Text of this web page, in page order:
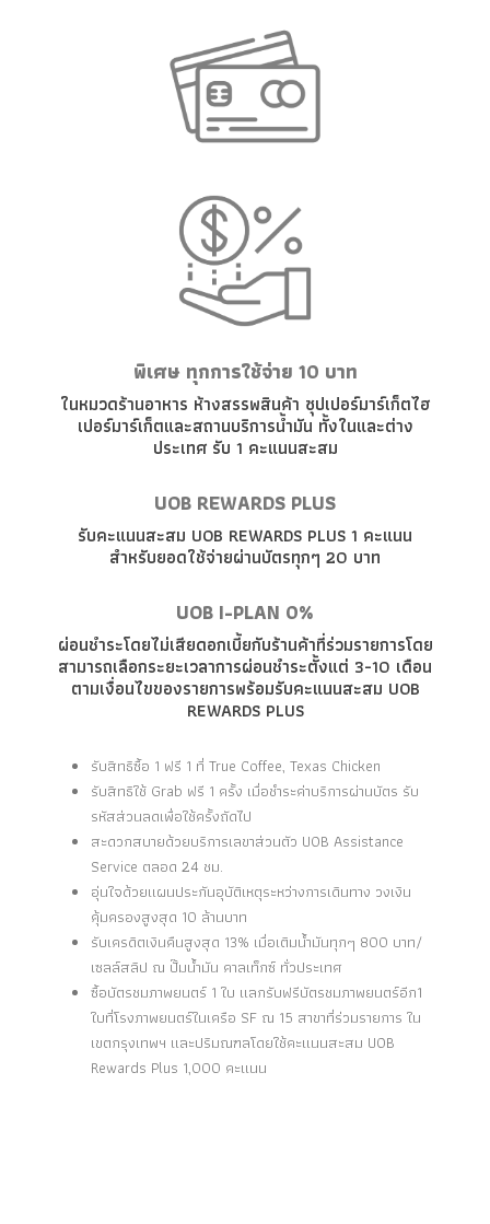
พิเศษ ทุกการใช้จ่าย 10 บาท
ในหมวดร้านอาหาร ห้างสรรพสินค้า ซุปเปอร์มาร์เก็ตไฮ
เปอร์มาร์เก็ตและสถานบริการน้ำมัน ทั้งในและต่าง
ประเทศ รับ 1 คะแนนสะสม
UOB REWARDS PLUS
รับคะแนนสะสม UOB REWARDS PLUS 1 คะแนน
สำหรับยอดใช้จ่ายผ่านบัตรทุกๆ 20 บาท
UOB I-PLAN 0%
ผ่อนชำระโดยไม่เสียดอกเบี้ยกับร้านค้าที่ร่วมรายการโดย
สามารถเลือกระยะเวลาการผ่อนชำระตั้งแต่ 3-10 เดือน
ตามเงื่อนไขของรายการพร้อมรับคะแนนสะสม UOB
REWARDS PLUS
รับสิทธิซื้อ 1 ฟรี 1 ที่ True Coffee, Texas Chicken
รับสิทธิใช้ Grab ฟรี 1 ครั้ง เมื่อชำระค่าบริการผ่านบัตร รับ
รหัสส่วนลดเพื่อใช้ครั้งถัดไป
สะดวกสบายด้วยบริการเลขาส่วนตัว UOB Assistance
Service ตลอด 24 ชม.
อุ่นใจด้วยแผนประกันอุบัติเหตุระหว่างการเดินทาง วงเงิน
คุ้มครองสูงสุด 10 ล้านบาท
รับเครดิตเงินคืนสูงสุด 13% เมื่อเติมน้ำมันทุกๆ 800 บาท/
เซลล์สลิป ณ ปั๊มน้ำมัน คาลเท็กซ์ ทั่วประเทศ
ซื้อบัตรชมภาพยนตร์ 1 ใบ แลกรับฟรีบัตรชมภาพยนตร์อีก1
ใบที่โรงภาพยนตร์ในเครือ SF ณ 15 สาขาที่ร่วมรายการ ใน
เขตกรุงเทพฯ และปริมณฑลโดยใช้คะแนนสะสม UOB
Rewards Plus 1,000 คะแนน